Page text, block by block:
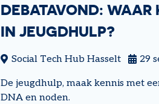
DEBATAVOND: WAAR
IN JEUGDHULP?
Social Tech Hub Hasselt 29
De jeugdhulp, maak kennis met
DNA en noden.